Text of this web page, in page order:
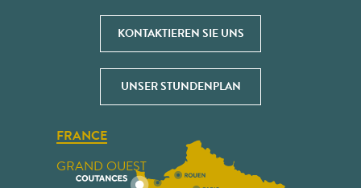
KONTAKTIEREN SIE UNS
UNSER STUNDENPLAN
FRANCE
GRAND OUEST